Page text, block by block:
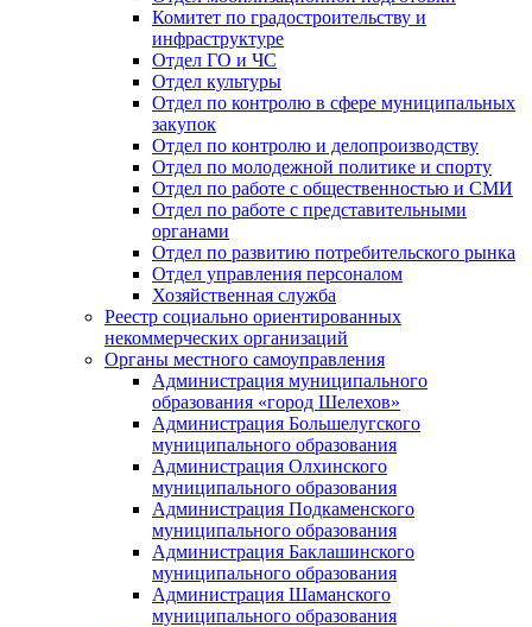
Комитет по градостроительству и
инфраструктуре
Отдел ГО и ЧС
Отдел культуры
Отдел по контролю в сфере муниципальных
закупок
Отдел по контролю и делопроизводству
Отдел по молодежной политике и спорту
Отдел по работе с общественностью и СМИ
Отдел по работе с представительными
органами
Отдел по развитию потребительского рынка
Отдел управления персоналом
Хозяйственная служба
Реестр социально ориентированных
некоммерческих организаций
Органы местного самоуправления
Администрация муниципального
образования «город Шелехов»
Администрация Большелугского
муниципального образования
Администрация Олхинского
муниципального образования
Администрация Подкаменского
муниципального образования
Администрация Баклашинского
муниципального образования
Администрация Шаманского
муниципального образования